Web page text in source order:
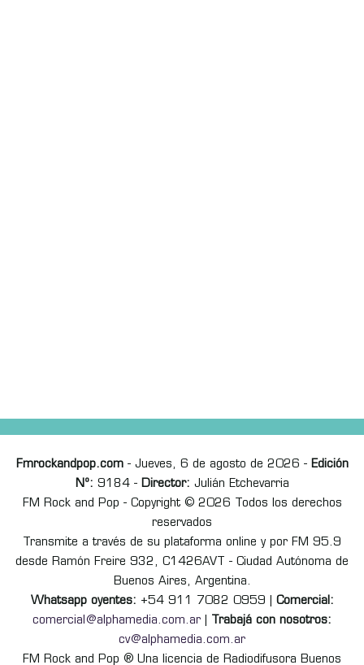
Fmrockandpop.com- Jueves, 6 de agosto de 2026 - Edición
Nº: 9184 - Director: Julián Etchevarria
FM Rock and Pop - Copyright © 2026 Todos los derechos
reservados
Transmite a través de su plataforma online y por FM 95.9
desde Ramón Freire 932, C1426AVT - Ciudad Autónoma de
Buenos Aires, Argentina.
Whatsapp oyentes: +54 911 7082 0959 | Comercial:
comercial@alphamedia.com.ar
Trabajá con nosotros:
cv@alphamedia.com.ar
FM Rock and Pop ® Una licencia de Radiodifusora Buenos